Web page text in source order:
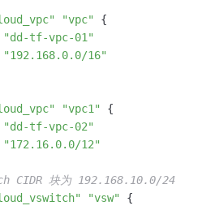
"vpc"
{
"dd-tf-vpc-01"
"192.168.0.0/16"
"vpc1"
{
"dd-tf-vpc-02"
"172.16.0.0/12"
CIDR 块为 192.168.10.0/24
"vsw"
{